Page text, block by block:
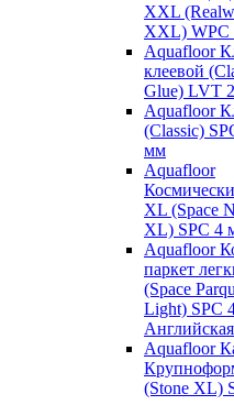
XXL
XXL) WPC
Aquafloor
клеевой
Glue) LVT
Aquafloor
(Classic)
мм
Aquafloor
XL (Space
XL) SPC 4
Aquafloor
паркет
(Space
Light) SPC
Aquafloor
(Stone XL)